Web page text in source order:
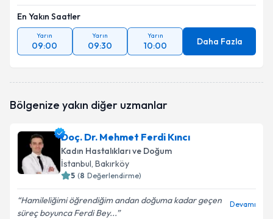
En Yakın Saatler
Yarın
09:00
Yarın
09:30
Yarın
10:00 Daha Fazla
Bölgenize yakın diğer uzmanlar
Doç. Dr. Mehmet Ferdi Kıncı
Kadın Hastalıkları ve Doğum
İstanbul, Bakırköy
5 (8 Değerlendirme)
Hamileliğimi öğrendiğim andan doğuma kadar geçen
süreç boyunca Ferdi Bey...
Devamı